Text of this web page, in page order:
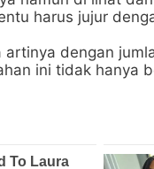
harus jujur
dengan
ini tidak hanya